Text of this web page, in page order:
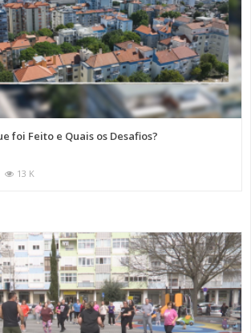
foi Feito e Quais os Desafios?
13 K